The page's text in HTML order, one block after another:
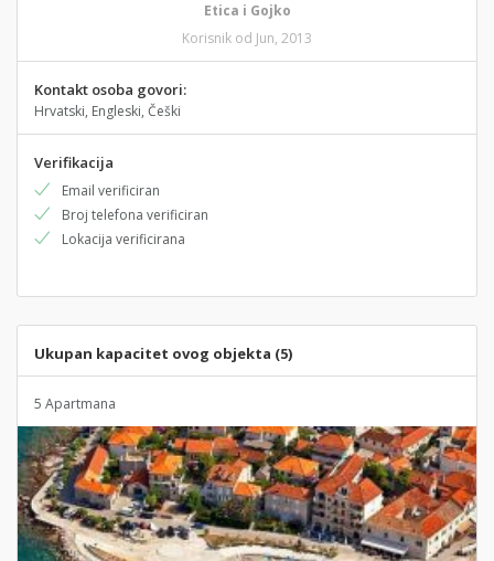
Etica i Gojko
Korisnik od Jun, 2013
Kontakt osoba govori:
Hrvatski, Engleski, Češki
Verifikacija
Email verificiran
Broj telefona verificiran
Lokacija verificirana
Ukupan kapacitet ovog objekta (5)
5 Apartmana